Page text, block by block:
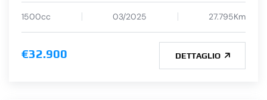
1500cc 03/2025 27.795Km
€32.900 DETTAGLIO